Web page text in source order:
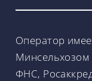
Оператор
Минсельхозом
ФНС,